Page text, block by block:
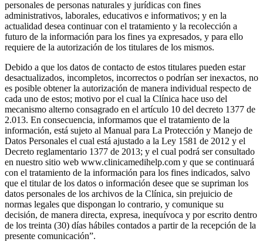
personales de personas naturales y jurídicas con fines
administrativos, laborales, educativos e informativos; y en la
actualidad desea continuar con el tratamiento y la recolección a
futuro de la información para los fines ya expresados, y para ello
requiere de la autorización de los titulares de los mismos.
Debido a que los datos de contacto de estos titulares pueden estar
desactualizados, incompletos, incorrectos o podrían ser inexactos, no
es posible obtener la autorización de manera individual respecto de
cada uno de estos; motivo por el cual la Clínica hace uso del
mecanismo alterno consagrado en el artículo 10 del decreto 1377 de
2.013. En consecuencia, informamos que el tratamiento de la
información, está sujeto al Manual para La Protección y Manejo de
Datos Personales el cual está ajustado a la Ley 1581 de 2012 y el
Decreto reglamentario 1377 de 2013; y el cual podrá ser consultado
en nuestro sitio web www.clinicamedihelp.com y que se continuará
con el tratamiento de la información para los fines indicados, salvo
que el titular de los datos o información desee que se supriman los
datos personales de los archivos de la Clínica, sin prejuicio de
normas legales que dispongan lo contrario, y comunique su
decisión, de manera directa, expresa, inequívoca y por escrito dentro
de los treinta (30) días hábiles contados a partir de la recepción de la
presente comunicación”.